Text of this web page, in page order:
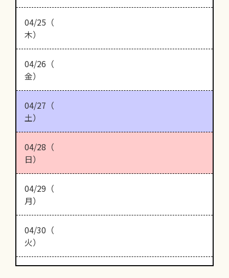
04/25（
木）
04/26（
金）
04/27（
土）
04/28（
日）
04/29（
月）
04/30（
火）